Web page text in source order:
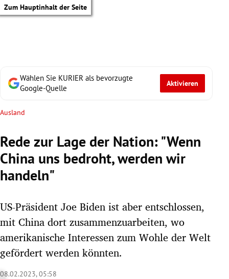
Zum Hauptinhalt der Seite
Untermenü
Wählen Sie KURIER als bevorzugte
Google-Quelle
Aktivieren
Ausland
Rede zur Lage der Nation: "Wenn
China uns bedroht, werden wir
handeln"
US-Präsident Joe Biden ist aber entschlossen,
mit China dort zusammenzuarbeiten, wo
amerikanische Interessen zum Wohle der Welt
gefördert werden könnten.
08.02.2023, 05:58